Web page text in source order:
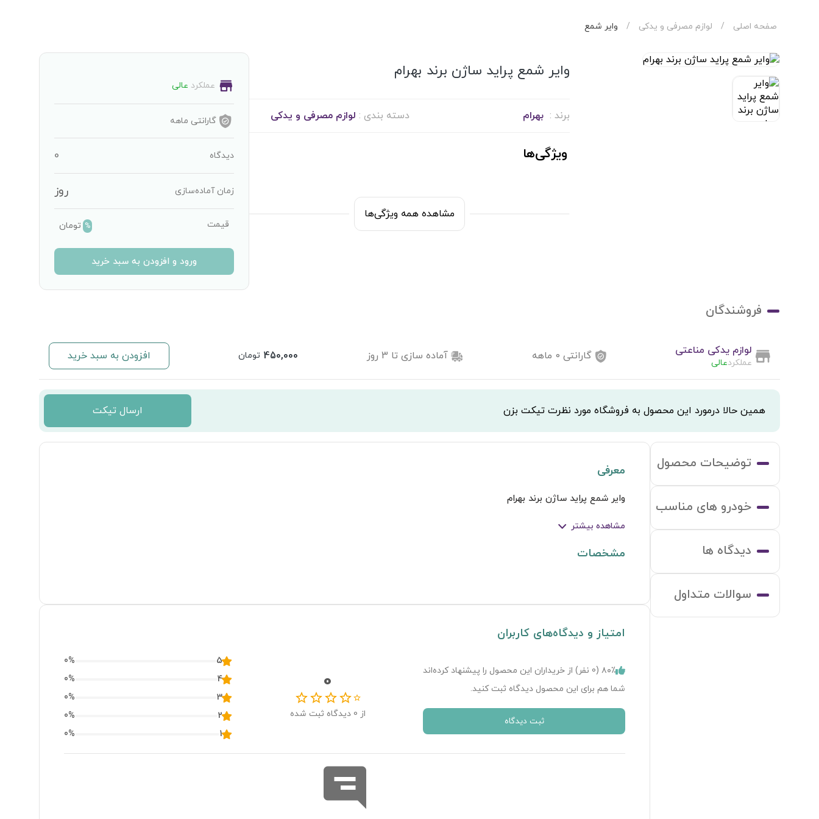
صفحه اصلی / لوازم مصرفی و یدکی / وایر شمع
وایر شمع پراید ساژن برند بهرام
برند : بهرام دسته بندی : لوازم مصرفی و یدکی
ویژگی‌ها
مشاهده همه ویژگی‌ها
عملکرد عالی
گارانتی ماهه
دیدگاه 0
زمان آماده‌سازی روز
قیمت % تومان
ورود و افزودن به سبد خرید
فروشندگان
لوازم یدکی مناعتی
عملکردعالی گارانتی 0 ماهه آماده سازی تا 3 روز 450,000 تومان افزودن به سبد خرید
همین حالا درمورد این محصول به فروشگاه مورد نظرت تیکت بزن ارسال تیکت
توضیحات محصول
خودرو های مناسب
دیدگاه ها
سوالات متداول
معرفی
وایر شمع پراید ساژن برند بهرام
مشاهده بیشتر
مشخصات
امتیاز و دیدگاه‌های کاربران
۸۰٪ ( 0 نفر) از خریداران این محصول را پیشنهاد کرده‌اند
شما هم برای این محصول دیدگاه ثبت کنید.
ثبت دیدگاه
0
از 0 دیدگاه ثبت شده
5
0%
4
0%
3
0%
2
0%
1
0%